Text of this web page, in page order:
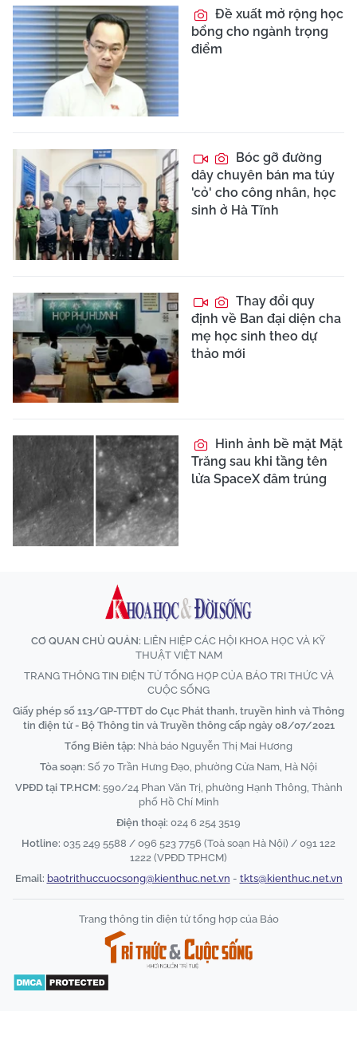
Đề xuất mở rộng học
bổng cho ngành trọng
điểm
Bóc gỡ đường
dây chuyên bán ma túy
'cỏ' cho công nhân, học
sinh ở Hà Tĩnh
Thay đổi quy
định về Ban đại diện cha
mẹ học sinh theo dự
thảo mới
Hình ảnh bề mặt Mặt
Trăng sau khi tầng tên
lửa SpaceX đâm trúng
CƠ QUAN CHỦ QUẢN: LIÊN HIỆP CÁC HỘI KHOA HỌC VÀ KỸ
THUẬT VIỆT NAM
TRANG THÔNG TIN ĐIỆN TỬ TỔNG HỢP CỦA BÁO TRI THỨC VÀ
CUỘC SỐNG
Giấy phép số 113/GP-TTĐT do Cục Phát thanh, truyền hình và Thông
tin điện tử - Bộ Thông tin và Truyền thông cấp ngày 08/07/2021
Tổng Biên tập: Nhà báo Nguyễn Thị Mai Hương
Tòa soạn: Số 70 Trần Hưng Đạo, phường Cửa Nam, Hà Nội
VPĐD tại TP.HCM: 590/24 Phan Văn Trị, phường Hạnh Thông, Thành
phố Hồ Chí Minh
Điện thoại: 024 6 254 3519
Hotline: 035 249 5588 / 096 523 7756 (Toà soạn Hà Nội) / 091 122
1222 (VPĐD TPHCM)
Email: baotrithuccuocsong@kienthuc.net.vn - tkts@kienthuc.net.vn
Trang thông tin điện tử tổng hợp của Báo